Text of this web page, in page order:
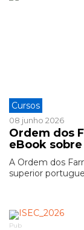
Cursos
08 junho 2026
Ordem dos
eBook
A Ordem dos
superior
Pub